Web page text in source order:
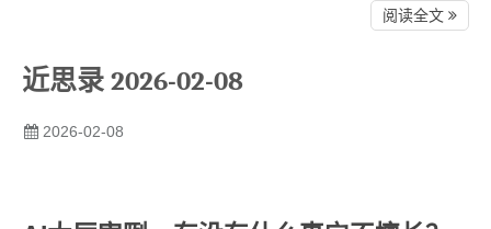
阅读全文
近思录 2026-02-08
2026-02-08